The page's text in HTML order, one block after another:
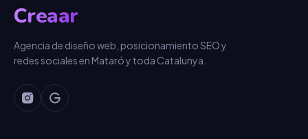
Creaar
Agencia de diseño web, posicionamiento SEO y
redes sociales en Mataró y toda Catalunya.